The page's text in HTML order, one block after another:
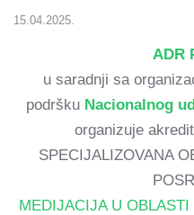
15.04.2025.
ADR
u saradnji sa
podršku Nacionalnog
organizuje
SPECIJALIZOVANA
MEDIJACIJA U